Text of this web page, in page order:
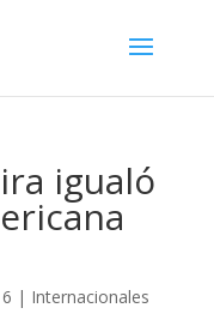
igualó
| Internacionales